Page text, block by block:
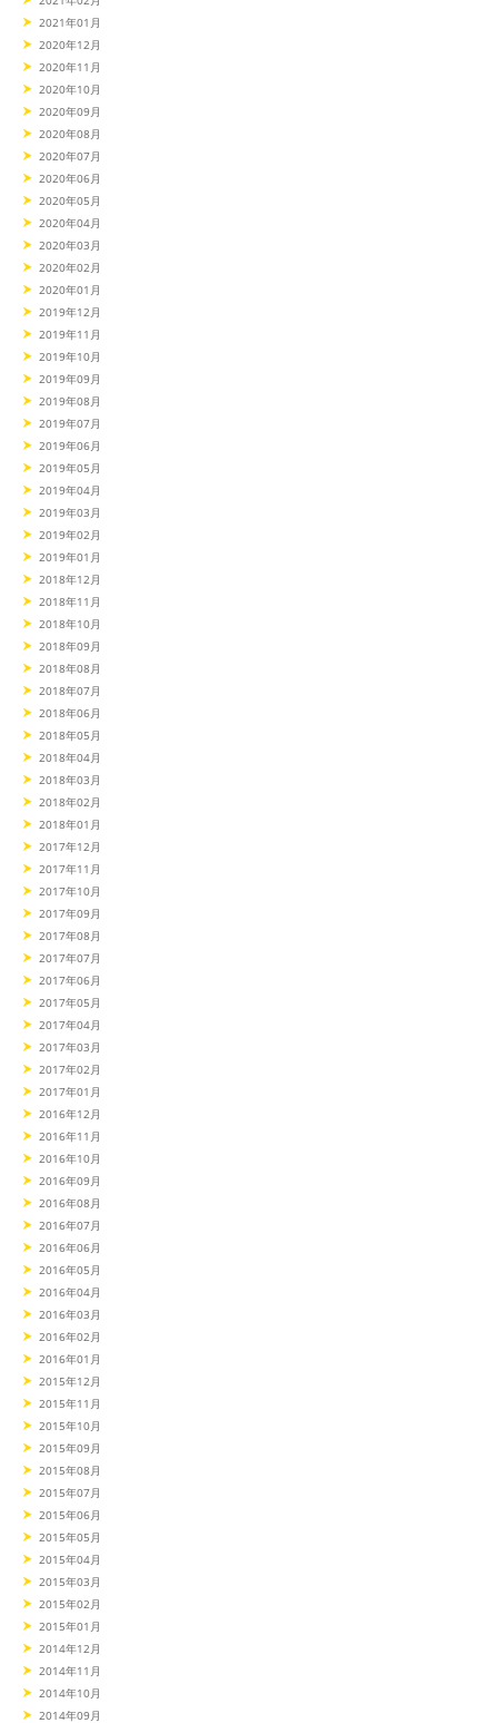
2021年01月
2020年12月
2020年11月
2020年10月
2020年09月
2020年08月
2020年07月
2020年06月
2020年05月
2020年04月
2020年03月
2020年02月
2020年01月
2019年12月
2019年11月
2019年10月
2019年09月
2019年08月
2019年07月
2019年06月
2019年05月
2019年04月
2019年03月
2019年02月
2019年01月
2018年12月
2018年11月
2018年10月
2018年09月
2018年08月
2018年07月
2018年06月
2018年05月
2018年04月
2018年03月
2018年02月
2018年01月
2017年12月
2017年11月
2017年10月
2017年09月
2017年08月
2017年07月
2017年06月
2017年05月
2017年04月
2017年03月
2017年02月
2017年01月
2016年12月
2016年11月
2016年10月
2016年09月
2016年08月
2016年07月
2016年06月
2016年05月
2016年04月
2016年03月
2016年02月
2016年01月
2015年12月
2015年11月
2015年10月
2015年09月
2015年08月
2015年07月
2015年06月
2015年05月
2015年04月
2015年03月
2015年02月
2015年01月
2014年12月
2014年11月
2014年10月
2014年09月